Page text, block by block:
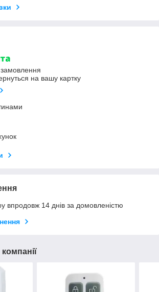
на вашу картку
впродовж 14 днів за домовленістю